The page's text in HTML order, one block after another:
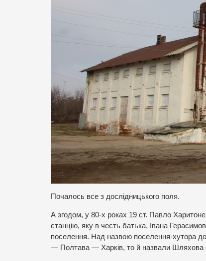
Почалось все з дослідницького поля.
А згодом, у 80-х роках 19 ст. Павло
станцію, яку в честь батька, Івана
поселення. Над назвою поселення-хутора
— Полтава — Харків, то й назвали Шляхова